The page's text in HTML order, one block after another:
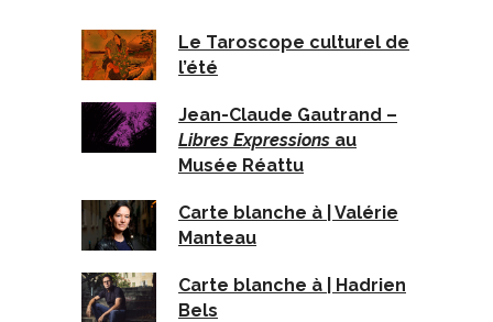
Le Taroscope culturel de
l’été
Jean-Claude Gautrand –
Libres Expressions au
Musée Réattu
Carte blanche à | Valérie
Manteau
Carte blanche à | Hadrien
Bels